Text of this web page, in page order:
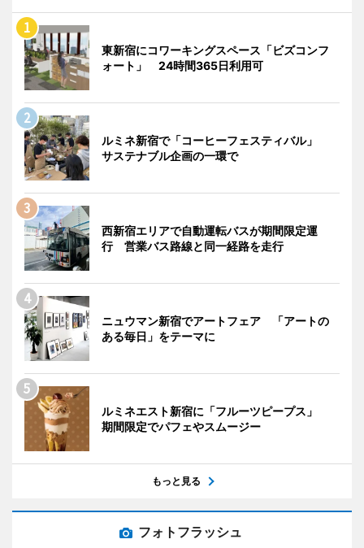
東新宿にコワーキングスペース「ビズコンフ
ォート」 24時間365日利用可
ルミネ新宿で「コーヒーフェスティバル」
サステナブル企画の一環で
西新宿エリアで自動運転バスが期間限定運
行 営業バス路線と同一経路を走行
ニュウマン新宿でアートフェア 「アートの
ある毎日」をテーマに
ルミネエスト新宿に「フルーツピープス」
期間限定でパフェやスムージー
もっと見る
フォトフラッシュ